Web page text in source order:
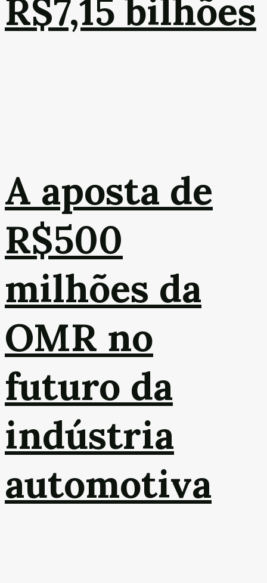
R$7,15 bilhões
A aposta de
R$500
milhões da
OMR no
futuro da
indústria
automotiva